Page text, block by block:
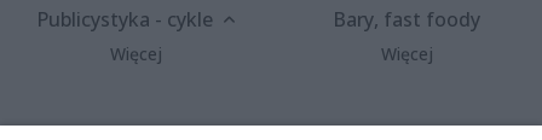
Publicystyka - cykle
Więcej
Bary, fast foody
Więcej